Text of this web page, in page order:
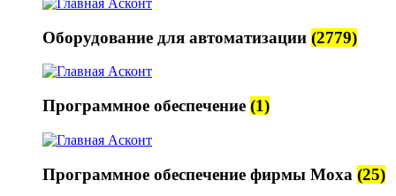
Оборудование для автоматизации (2779)
Программное обеспечение (1)
Программное обеспечение фирмы Moxa (25)